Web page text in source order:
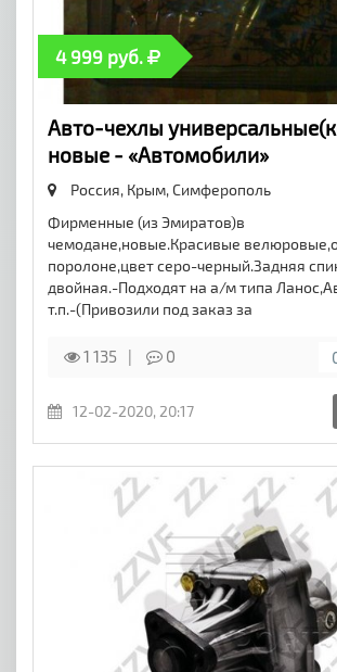
4 999 руб.
Авто-чехлы
новые - «Автомобили»
Россия, Крым,Симферополь
Фирменные (из Эмиратов)в
чемодане,новые.Красивые
поролоне,цвет серо-черный.Задняя
двойная.-Подходят на а/м типа
т.п.-(Привозили под заказ за
1 135 0
12-02-2020, 20:17